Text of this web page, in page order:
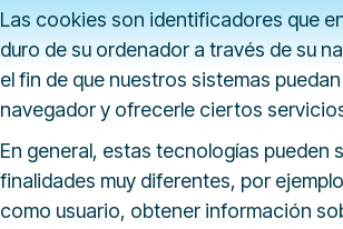
Las cookies son identificadores que
duro de su ordenador a través de su
el fin de que nuestros sistemas
navegador y ofrecerle ciertos
En general, estas tecnologías pueden
finalidades muy diferentes, por
como usuario, obtener información